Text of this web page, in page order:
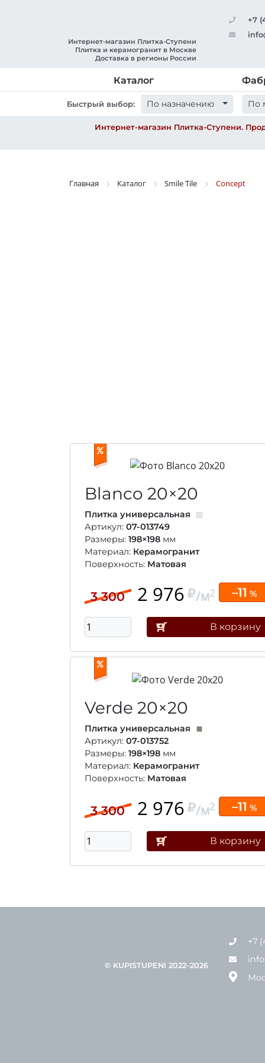
Интернет-магазин Плитка-Ступени
Плитка и керамогранит в Москве
Доставка в регионы России
+7
Каталог
Быстрый выбор: По назначению По
Интернет-магазин Плитка-Ступени.
Главная Каталог Smile Tile Concept
Blanco 20×20
Плитка универсальная
Артикул: 07-013749
Размеры: 198×198 мм
Материал: Керамогранит
Поверхность: Матовая
3 300 2 976 /м2 –11 %
В корзину
Verde 20×20
Плитка универсальная
Артикул: 07-013752
Размеры: 198×198 мм
Материал: Керамогранит
Поверхность: Матовая
3 300 2 976 /м2 –11 %
В корзину
© KUPISTUPENI 2022–2026
+7